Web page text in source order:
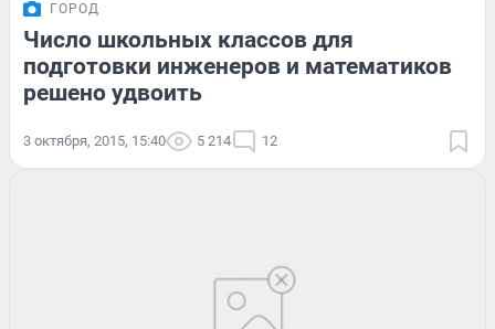
ГОРОД
Число школьных классов для
подготовки инженеров и математиков
решено удвоить
3 октября, 2015, 15:40 5 214 12